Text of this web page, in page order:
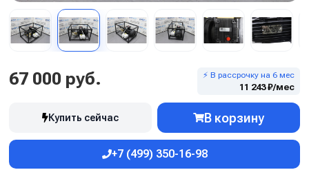
67 000 руб. ⚡ В рассрочку на 6 мес
11 243 ₽/мес
Купить сейчас В корзину
+7 (499) 350-16-98